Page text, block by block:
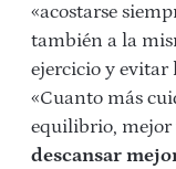
«acostarse
también a la
ejercicio y evitar
«Cuanto más
equilibrio, mejor
descansar